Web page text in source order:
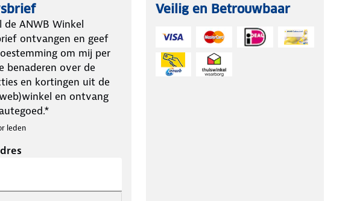
de ANWB Winkel
ontvangen en geef
om mij per
benaderen over de
en kortingen uit de
en ontvang
leden
Veilig en Betrouwbaar